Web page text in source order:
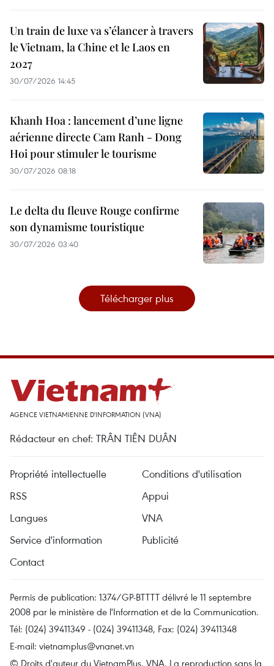
Un train de luxe va s’élancer à travers
le Vietnam, la Chine et le Laos en
2027
30/07/2026 14:45
Khanh Hoa : lancement d’une ligne
aérienne directe Cam Ranh - Dong
Hoi pour stimuler le tourisme
30/07/2026 08:18
Le delta du fleuve Rouge confirme
son dynamisme touristique
30/07/2026 03:40
Télécharger plus
AGENCE VIETNAMIENNE D'INFORMATION (VNA)
Rédacteur en chef: TRÂN TIÊN DUÂN
Propriété intellectuelle
Conditions d'utilisation
RSS
Appui
Langues
VNA
Service d'information
Publicité
Contact
Permis de publication: 1374/GP-BTTTT délivré le 11 septembre
2008 par le ministère de l'Information et de la Communication.
Tél: (024) 39411349 - (024) 39411348, Fax: (024) 39411348
E-mail: vietnamplus@vnanet.vn
© Droits d'auteur du VietnamPlus, VNA. La reproduction sans la